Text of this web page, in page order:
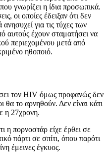
γνωρίζει η ίδια προσωπικά.
οι οποίες έδειξαν ότι δεν
για τις τύχες των
αυτούς έχουν σταματήσει να
περιεχομένου μετά από
ηθοποιό.
τον HIV όμως προφανώς δεν
το αρνηθούν. Δεν είναι κάτι
η 27χρονη.
η πορνοστάρ είχε έρθει σε
πάρτι σε σπίτι, όπου παρότι
έμεινες έγκυος.